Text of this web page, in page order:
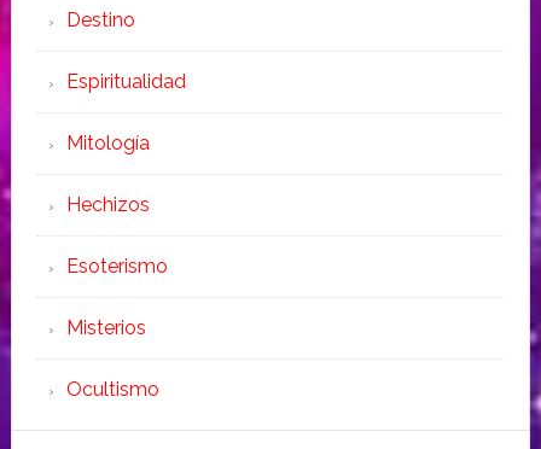
Destino
Espiritualidad
Mitología
Hechizos
Esoterismo
Misterios
Ocultismo